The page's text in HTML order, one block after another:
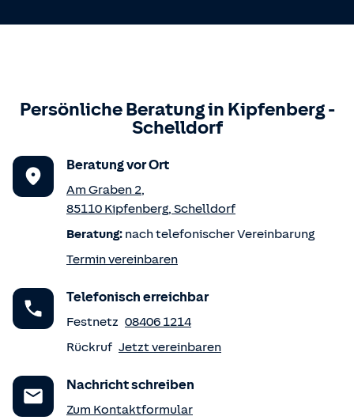
Persönliche Beratung in Kipfenberg -
Schelldorf
Beratung vor Ort
Am Graben 2,
85110 Kipfenberg, Schelldorf
Beratung: nach telefonischer Vereinbarung
Termin vereinbaren
Telefonisch erreichbar
Festnetz 08406 1214
Rückruf Jetzt vereinbaren
Nachricht schreiben
Zum Kontaktformular